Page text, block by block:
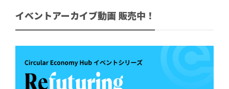
イベントアーカイブ動画 販売中！